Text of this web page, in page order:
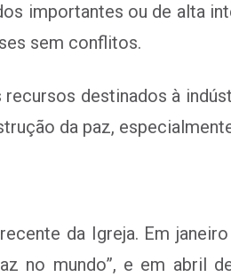
importantes ou de alta
sem conflitos.
destinados à
da paz,
da Igreja. Em
no mundo”, e em abril